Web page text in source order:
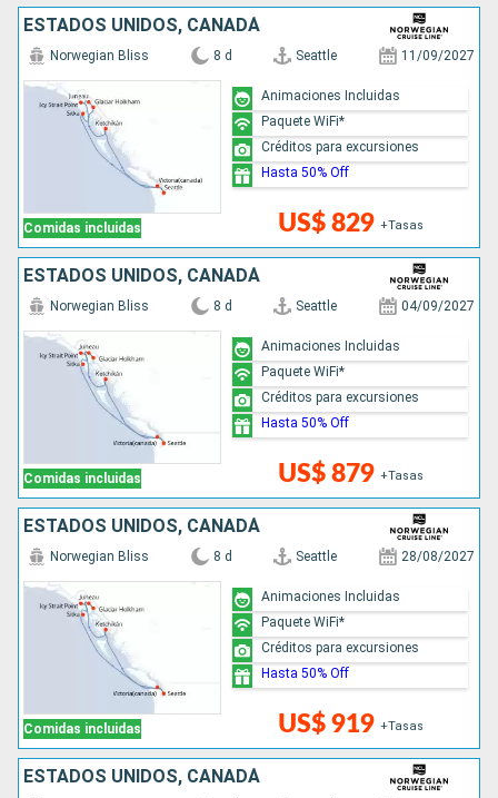
ESTADOS UNIDOS, CANADÁ
Comidas incluidas
Norwegian Bliss 8 d Seattle 11/09/2027
US$ 829 +Tasas
Animaciones Incluidas
Paquete WiFi*
Créditos para excursiones
Hasta 50% Off
ESTADOS UNIDOS, CANADÁ
Comidas incluidas
Norwegian Bliss 8 d Seattle 04/09/2027
US$ 879 +Tasas
Animaciones Incluidas
Paquete WiFi*
Créditos para excursiones
Hasta 50% Off
ESTADOS UNIDOS, CANADÁ
Comidas incluidas
Norwegian Bliss 8 d Seattle 28/08/2027
US$ 919 +Tasas
Animaciones Incluidas
Paquete WiFi*
Créditos para excursiones
Hasta 50% Off
ESTADOS UNIDOS, CANADÁ